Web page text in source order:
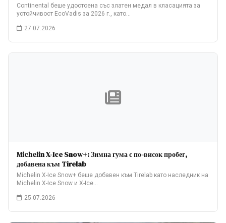
Continental беше удостоена със златен медал в класацията за
устойчивост EcoVadis за 2026 г., като…
27.07.2026
Michelin X-Ice Snow+: Зимна гума с по-висок пробег,
добавена към Tirelab
Michelin X-Ice Snow+ беше добавен към Tirelab като наследник на
Michelin X-Ice Snow и X-Ice…
25.07.2026